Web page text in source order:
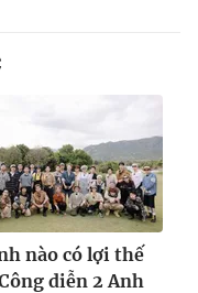
nào có lợi thế
diễn 2 Anh